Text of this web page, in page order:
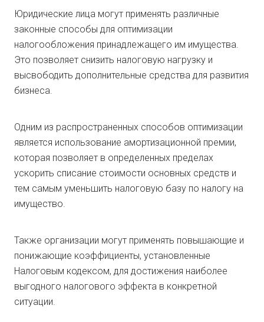
Юридические лица могут применять различные
законные способы для оптимизации
налогообложения принадлежащего им имущества.
Это позволяет снизить налоговую нагрузку и
высвободить дополнительные средства для развития
бизнеса.
Одним из распространенных способов оптимизации
является использование амортизационной премии,
которая позволяет в определенных пределах
ускорить списание стоимости основных средств и
тем самым уменьшить налоговую базу по налогу на
имущество.
Также организации могут применять повышающие и
понижающие коэффициенты, установленные
Налоговым кодексом, для достижения наиболее
выгодного налогового эффекта в конкретной
ситуации.